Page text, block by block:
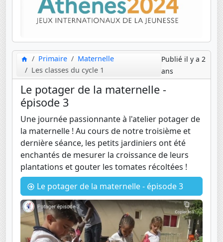
Primaire
Maternelle
Les classes du cycle 1
Publié il y a 2
ans
Le potager de la maternelle -
épisode 3
Une journée passionnante à l'atelier potager de
la maternelle ! Au cours de notre troisième et
dernière séance, les petits jardiniers ont été
enchantés de mesurer la croissance de leurs
plantations et gouter les tomates récoltées !
Le potager de la maternelle - épisode 3